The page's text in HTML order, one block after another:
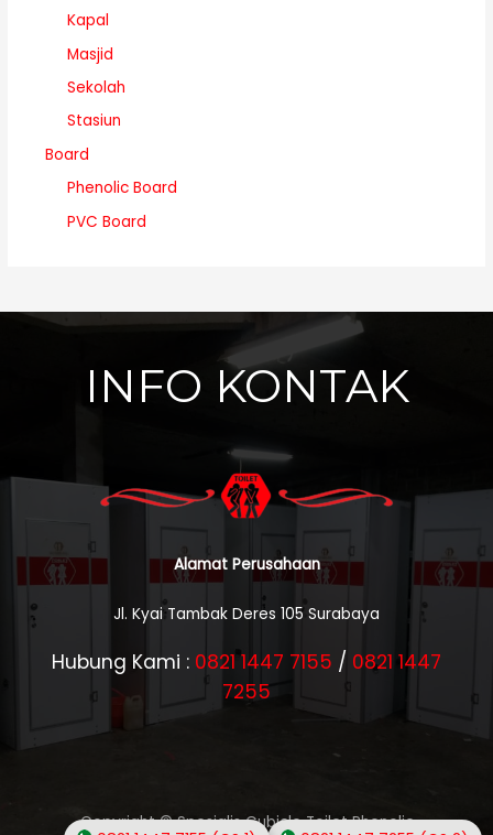
Kapal
Masjid
Sekolah
Stasiun
Board
Phenolic Board
PVC Board
INFO KONTAK
Alamat Perusahaan
Jl. Kyai Tambak Deres 105 Surabaya
Hubung Kami : 0821 1447 7155 / 0821 1447
7255
Copyright © Spesialis Cubicle Toilet Phenolic